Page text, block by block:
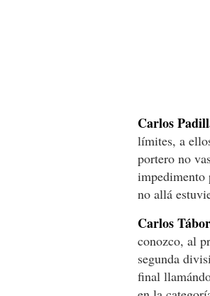
Carlos
límites, a
portero no
impedimento
no allá
Carlos
conozco, al
segunda
final